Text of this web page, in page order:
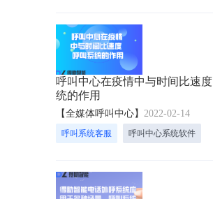
呼叫中心在疫情中与时间比速度 呼叫系
统的作用
【全媒体呼叫中心】 2022-02-14
呼叫系统客服 呼叫中心系统软件